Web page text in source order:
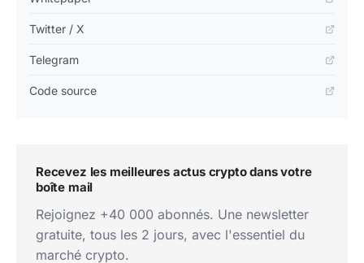
Twitter / X
Telegram
Code source
Recevez les meilleures actus crypto dans votre
boîte mail
Rejoignez +40 000 abonnés. Une newsletter
gratuite, tous les 2 jours, avec l'essentiel du
marché crypto.